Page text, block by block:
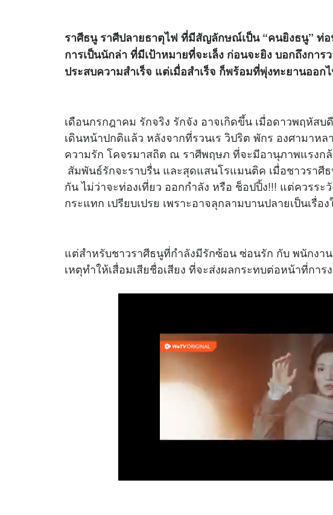
ราศีธนู ราศีปลายธาตุไฟ ที่มีสัญลักษณ์เป็น “คนยิงธนู” ท่อ
การเป็นนักล่า ที่มีเป้าหมายที่จะเล็ง ก่อนจะยิง บอกถึงกา
ประสบความสำเร็จ แต่เมื่อสำเร็จ ก็พร้อมที่พุ่งทะยานออก
เดือนกรกฎาคม รักจริง รักจัง อาจเกิดขึ้น เมื่อดาวพฤหัส
เดินหน้าปกติแล้ว หลังจากที่รวนเร วิปริต พักร องศามาห
ความรัก โคจรมาสถิต ณ ราศีพฤษภ ที่จะมีอานุภาพแรง
สัมพันธ์รักจะราบรื่น และสุดแสนโรแมนติค เมื่อชาวราศี
กัน ไม่ว่าจะท่องเที่ยว ออกกำลัง หรือ ช็อปปิ้ง!!! แต่ควรร
กระแทก เปรียบเปรย เพราะอาจลุกลามบานปลายเป็นเรื่อ
แต่สำหรับชาวราศีธนูที่กำลังมีรักซ้อน ซ่อนรัก กับ พนักงา
เหตุทำให้เสื่อมเสียชื่อเสียง ที่จะส่งผลกระทบต่อหน้าที่การ